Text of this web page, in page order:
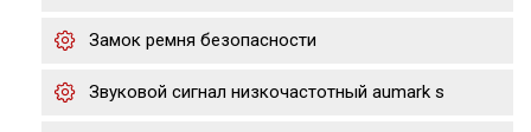
Замок ремня безопасности
Звуковой сигнал низкочастотный aumark s